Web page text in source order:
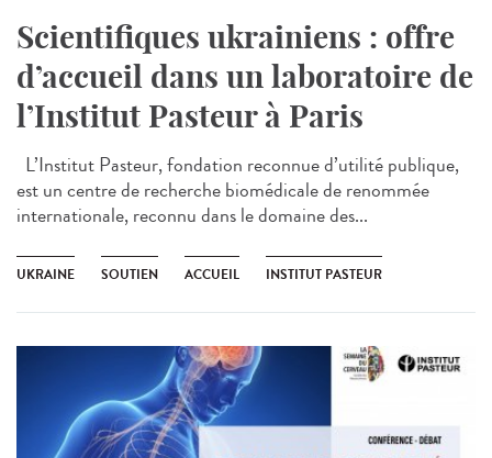
Scientifiques ukrainiens : offre
d’accueil dans un laboratoire de
l’Institut Pasteur à Paris
L’Institut Pasteur, fondation reconnue d’utilité publique,
est un centre de recherche biomédicale de renommée
internationale, reconnu dans le domaine des...
UKRAINE SOUTIEN ACCUEIL INSTITUT PASTEUR